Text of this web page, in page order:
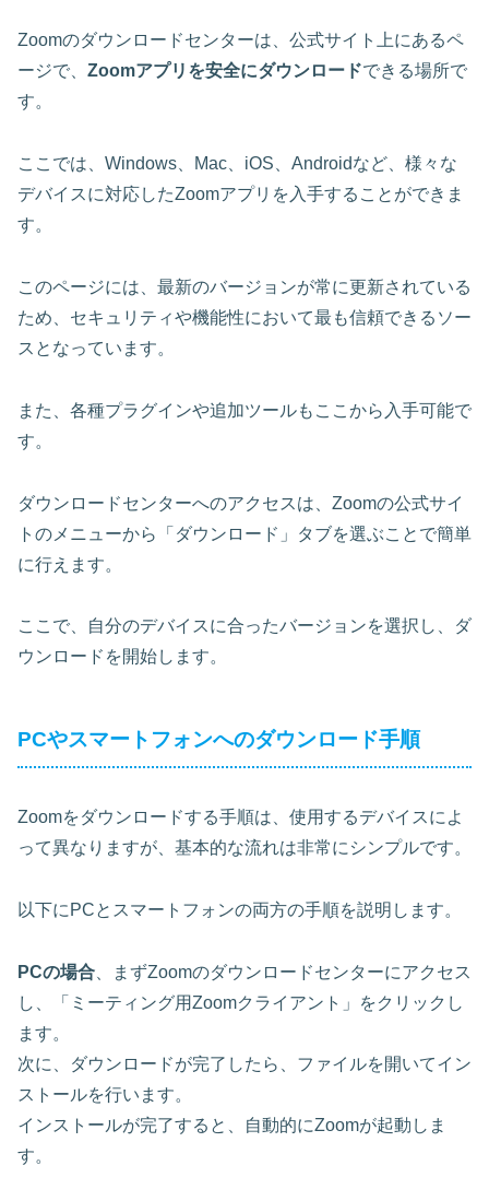
Zoomのダウンロードセンターは、公式サイト上にあるペ
ージで、 Zoomアプリを安全にダウンロードできる場所で
す。
ここでは、Windows、Mac、iOS、Androidなど、 様々な
デバイスに対応したZoomアプリを入手することができま
す。
このページには、最新のバージョンが常に更新されている
ため、セキュリティや機能性において最も信頼できるソー
スとなっています。
また、各種プラグインや追加ツールもここから入手可能で
す。
ダウンロードセンターへのアクセスは、Zoomの公式サイ
トのメニューから「ダウンロード」タブを選ぶことで簡単
に行えます。
ここで、自分のデバイスに合ったバージョンを選択し、ダ
ウンロードを開始します。
PCやスマートフォンへのダウンロード手順
Zoomをダウンロードする手順は、使用するデバイスによ
って異なりますが、基本的な流れは非常にシンプルです。
以下にPCとスマートフォンの両方の手順を説明します。
PCの場合 、まずZoomのダウンロードセンターにアクセス
し、「ミーティング用Zoomクライアント」をクリックし
ます。
次に、ダウンロードが完了したら、ファイルを開いてイン
ストールを行います。
インストールが完了すると、自動的にZoomが起動しま
す。